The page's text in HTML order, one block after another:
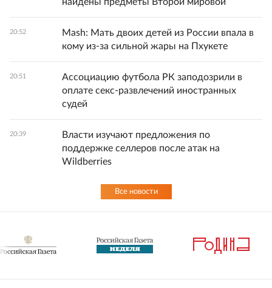
20:52
Mash: Мать двоих детей из России впала в
кому из-за сильной жары на Пхукете
20:51
Ассоциацию футбола РК заподозрили в
оплате секс-развлечений иностранных
судей
20:39
Власти изучают предложения по
поддержке селлеров после атак на
Wildberries
Все новости